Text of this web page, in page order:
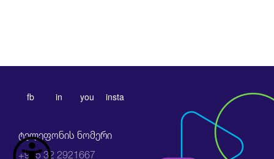
ტელეფონის ნომერი
+995 32 2921667
fb in you insta